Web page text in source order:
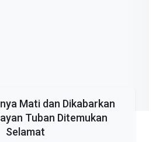
Mati dan Dikabarkan
Tuban Ditemukan
Selamat